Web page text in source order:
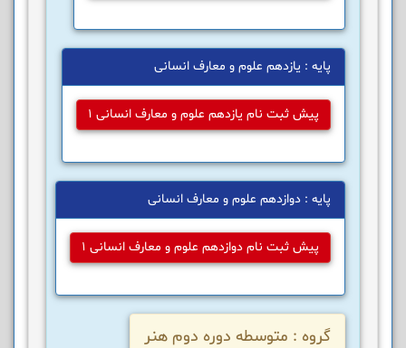
پایه : یازدهم علوم و معارف انسانی
پیش ثبت نام یازدهم علوم و معارف انسانی 1
پایه : دوازدهم علوم و معارف انسانی
پیش ثبت نام دوازدهم علوم و معارف انسانی 1
گروه : متوسطه دوره دوم هنر